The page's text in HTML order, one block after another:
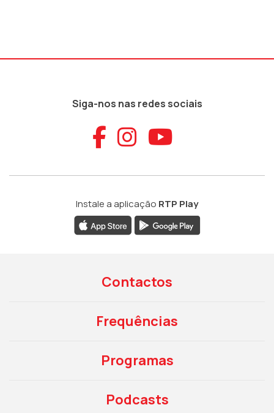
Siga-nos nas redes sociais
Aceder ao
Aceder ao
Aceder
Instale a aplicação RTP Play
Contactos
Frequências
Programas
Podcasts